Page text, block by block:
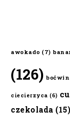
awokado (7)
(126)
ciecierzyca (6)
czekolada (15)